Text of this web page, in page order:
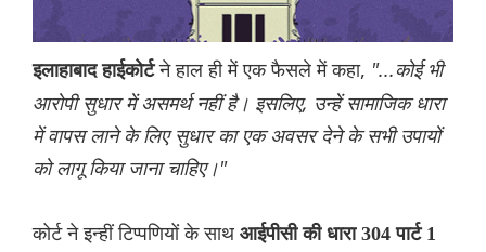
इलाहाबाद हाईकोर्टने हाल ही में एक फैसले में कहा, "...कोई भी
आरोपी सुधार में असमर्थ नहीं है। इसलिए, उन्हें सामाजिक धारा
में वापस लाने के लिए सुधार का एक अवसर देने के सभी उपायों
को लागू किया जाना चाहिए।"
कोर्ट ने इन्हीं टिप्पण‌ियों के साथ आईपीसी की धारा 304 पार्ट 1